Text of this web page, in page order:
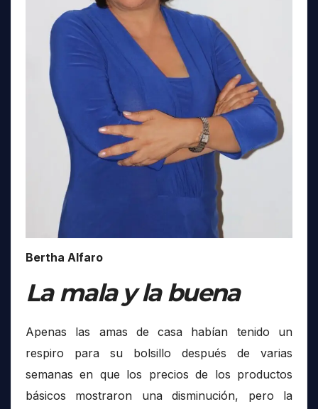
Bertha Alfaro
La mala y la buena
Apenas las amas de casa habían tenido un
respiro para su bolsillo después de varias
semanas en que los precios de los productos
básicos mostraron una disminución, pero la